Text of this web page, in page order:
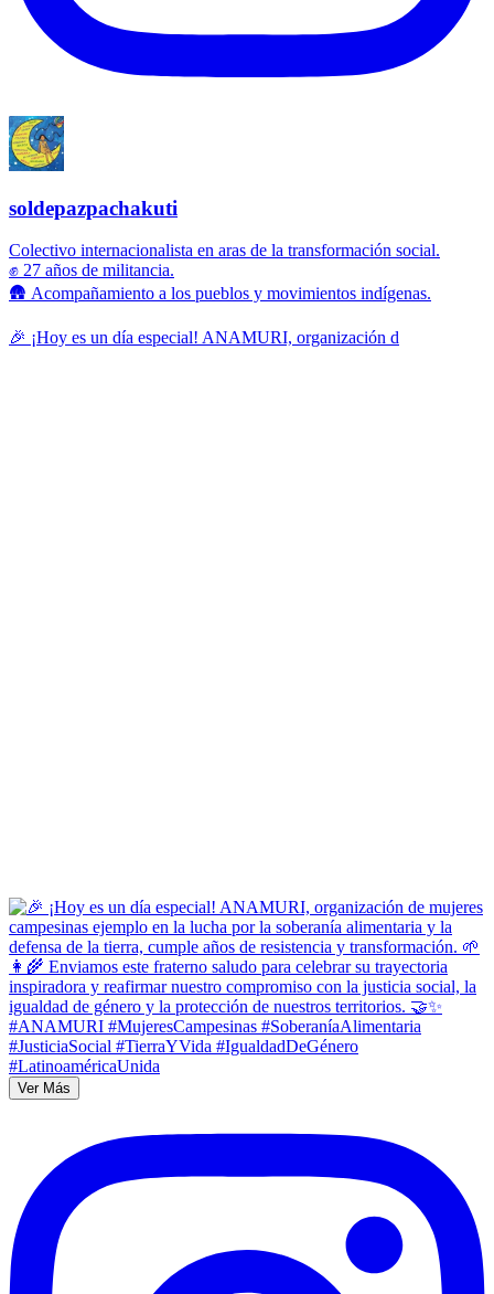
soldepazpachakuti
Colectivo internacionalista en aras de la transformación social.
✊ 27 años de militancia.
🛖 Acompañamiento a los pueblos y movimientos indígenas.
🎉 ¡Hoy es un día especial! ANAMURI, organización d
Ver Más